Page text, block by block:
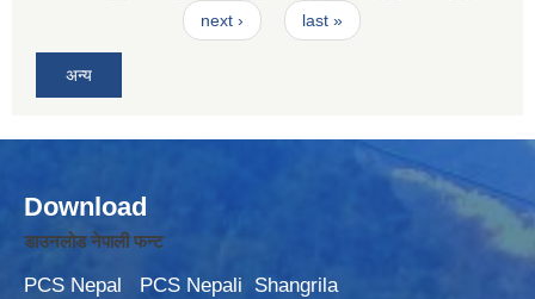
next › last »
अन्य
Download
डाउनलोड नेपाली फन्ट
PCS Nepal PCS Nepali
Shangrila